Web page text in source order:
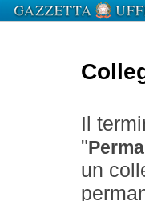
Il
"
un